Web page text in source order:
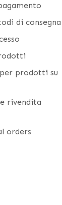
di consegna
prodotti su
rivendita
orders